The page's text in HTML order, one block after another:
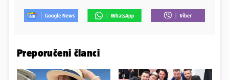
Preporučeni članci